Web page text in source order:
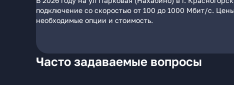
подключение со скоростью от 100 до 1000 Мбит/с.
необходимые опции и стоимость.
Часто задаваемые вопросы